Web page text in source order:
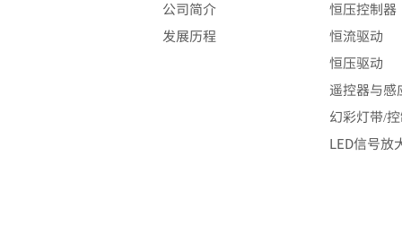
公司简介
发展历程
恒压控制器
恒流驱动
恒压驱动
遥控器与感
幻彩灯带/
LED信号放